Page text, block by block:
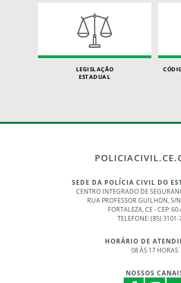
LEGISLAÇÃO
ESTADUAL
SEDE DA POLÍCIA CIVIL DO
CENTRO INTEGRADO DE
RUA PROFESSOR GUILHON, S/
FORTALEZA, CE - CEP:
TELEFONE: (85) 3101-
HORÁRIO DE
08 ÀS 17 HORAS
NOSSOS